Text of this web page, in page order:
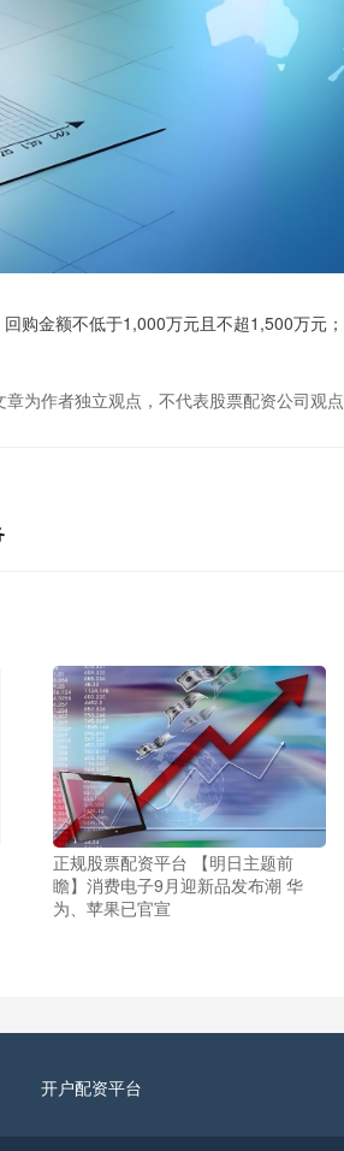
金额不低于1,000万元且不超1,500万元；
章为作者独立观点，不代表股票配资公司观点
正规股票配资平台 【明日主题前
瞻】消费电子9月迎新品发布潮 华
为、苹果已官宣
开户配资平台